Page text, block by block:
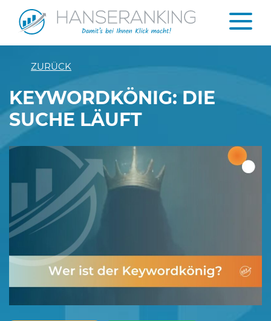
ZURÜCK
KEYWORDKÖNIG: DIE
SUCHE LÄUFT